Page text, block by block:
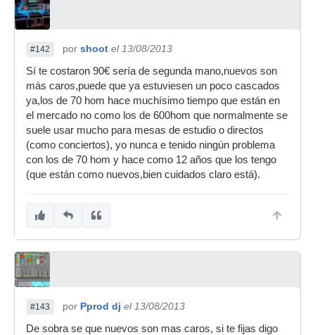
#142 por shoot el 13/08/2013
Sí te costaron 90€ sería de segunda mano,nuevos son
más caros,puede que ya estuviesen un poco cascados
ya,los de 70 hom hace muchísimo tiempo que están en
el mercado no como los de 600hom que normalmente se
suele usar mucho para mesas de estudio o directos
(como conciertos), yo nunca e tenido ningún problema
con los de 70 hom y hace como 12 años que los tengo
(que están como nuevos,bien cuidados claro está).
#143 por Pprod dj el 13/08/2013
De sobra se que nuevos son mas caros, si te fijas digo